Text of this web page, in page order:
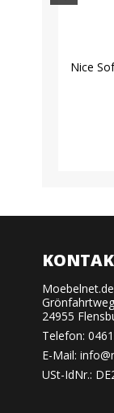
Nice
Moebelnet.de
24955
Telefon:
E-Mail:
USt-IdNr.: